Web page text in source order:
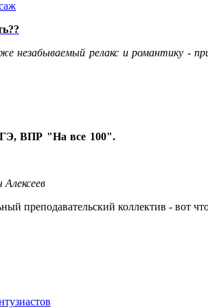
незабываемый релакс и романтику -
ВПР "На все 100".
преподавательский коллектив - вот